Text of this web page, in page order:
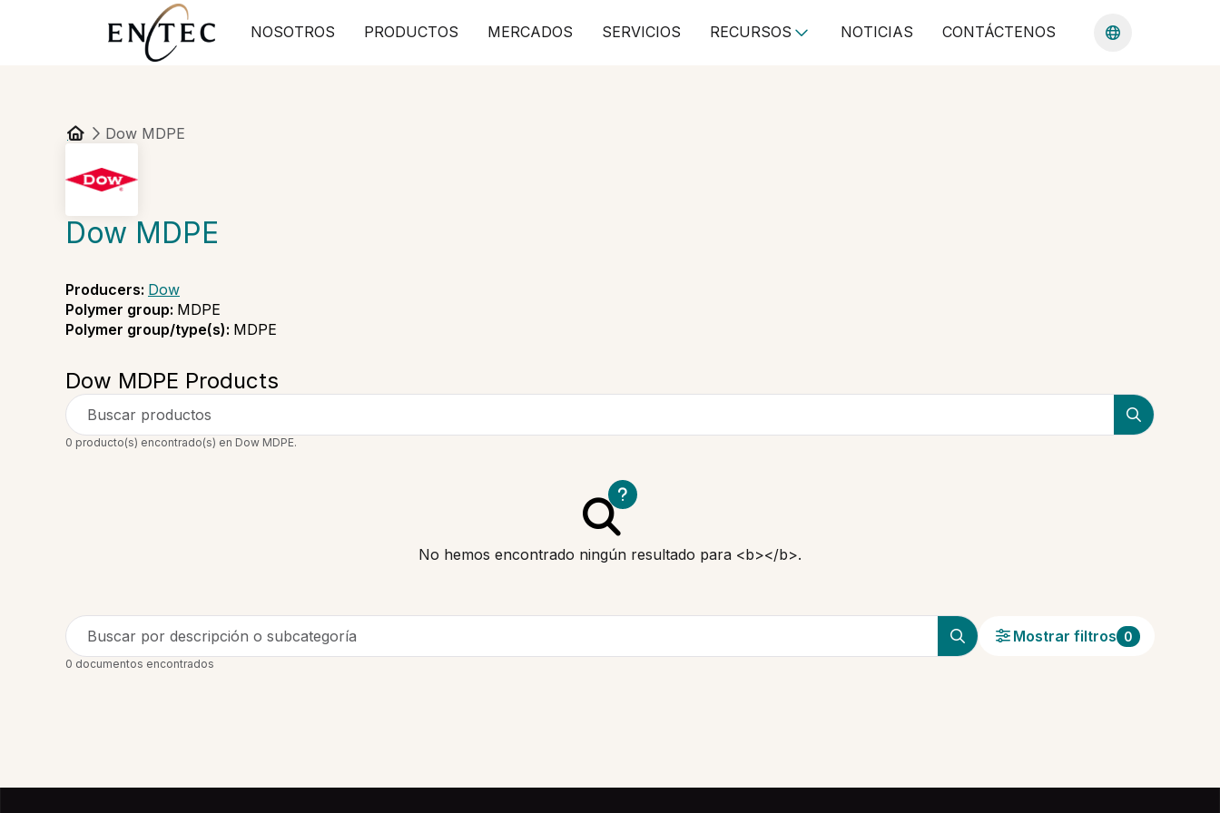
NOSOTROS PRODUCTOS MERCADOS SERVICIOS RECURSOS NOTICIAS CONTÁCTENOS
Dow MDPE
Dow MDPE
Producers: Dow
Polymer group: MDPE
Polymer group/type(s): MDPE
Dow MDPE Products
Buscar productos
0 producto(s) encontrado(s) en Dow MDPE.
No hemos encontrado ningún resultado para <b></b>.
Buscar por descripción o subcategoría Mostrar filtros 0
0 documentos encontrados